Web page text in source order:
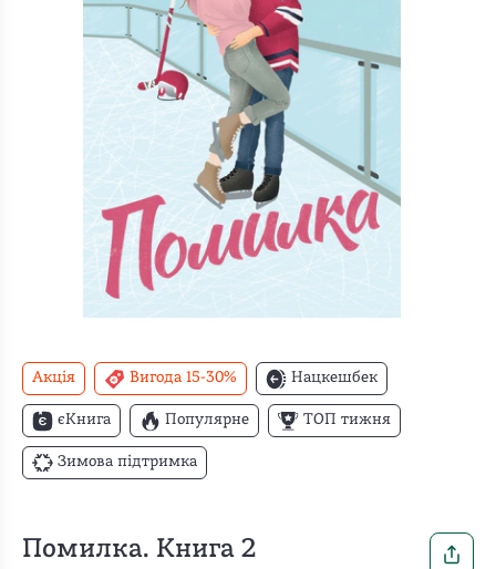
Акція Вигода 15-30% Нацкешбек
єКнига Популярне ТОП тижня
Зимова підтримка
Помилка. Книга 2